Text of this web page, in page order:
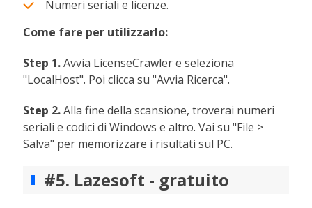
Numeri seriali e licenze.
Come fare per utilizzarlo:
Step 1.Avvia LicenseCrawler e seleziona
"LocalHost". Poi clicca su "Avvia Ricerca".
Step 2.Alla fine della scansione, troverai numeri
seriali e codici di Windows e altro. Vai su "File >
Salva" per memorizzare i risultati sul PC.
#5. Lazesoft - gratuito